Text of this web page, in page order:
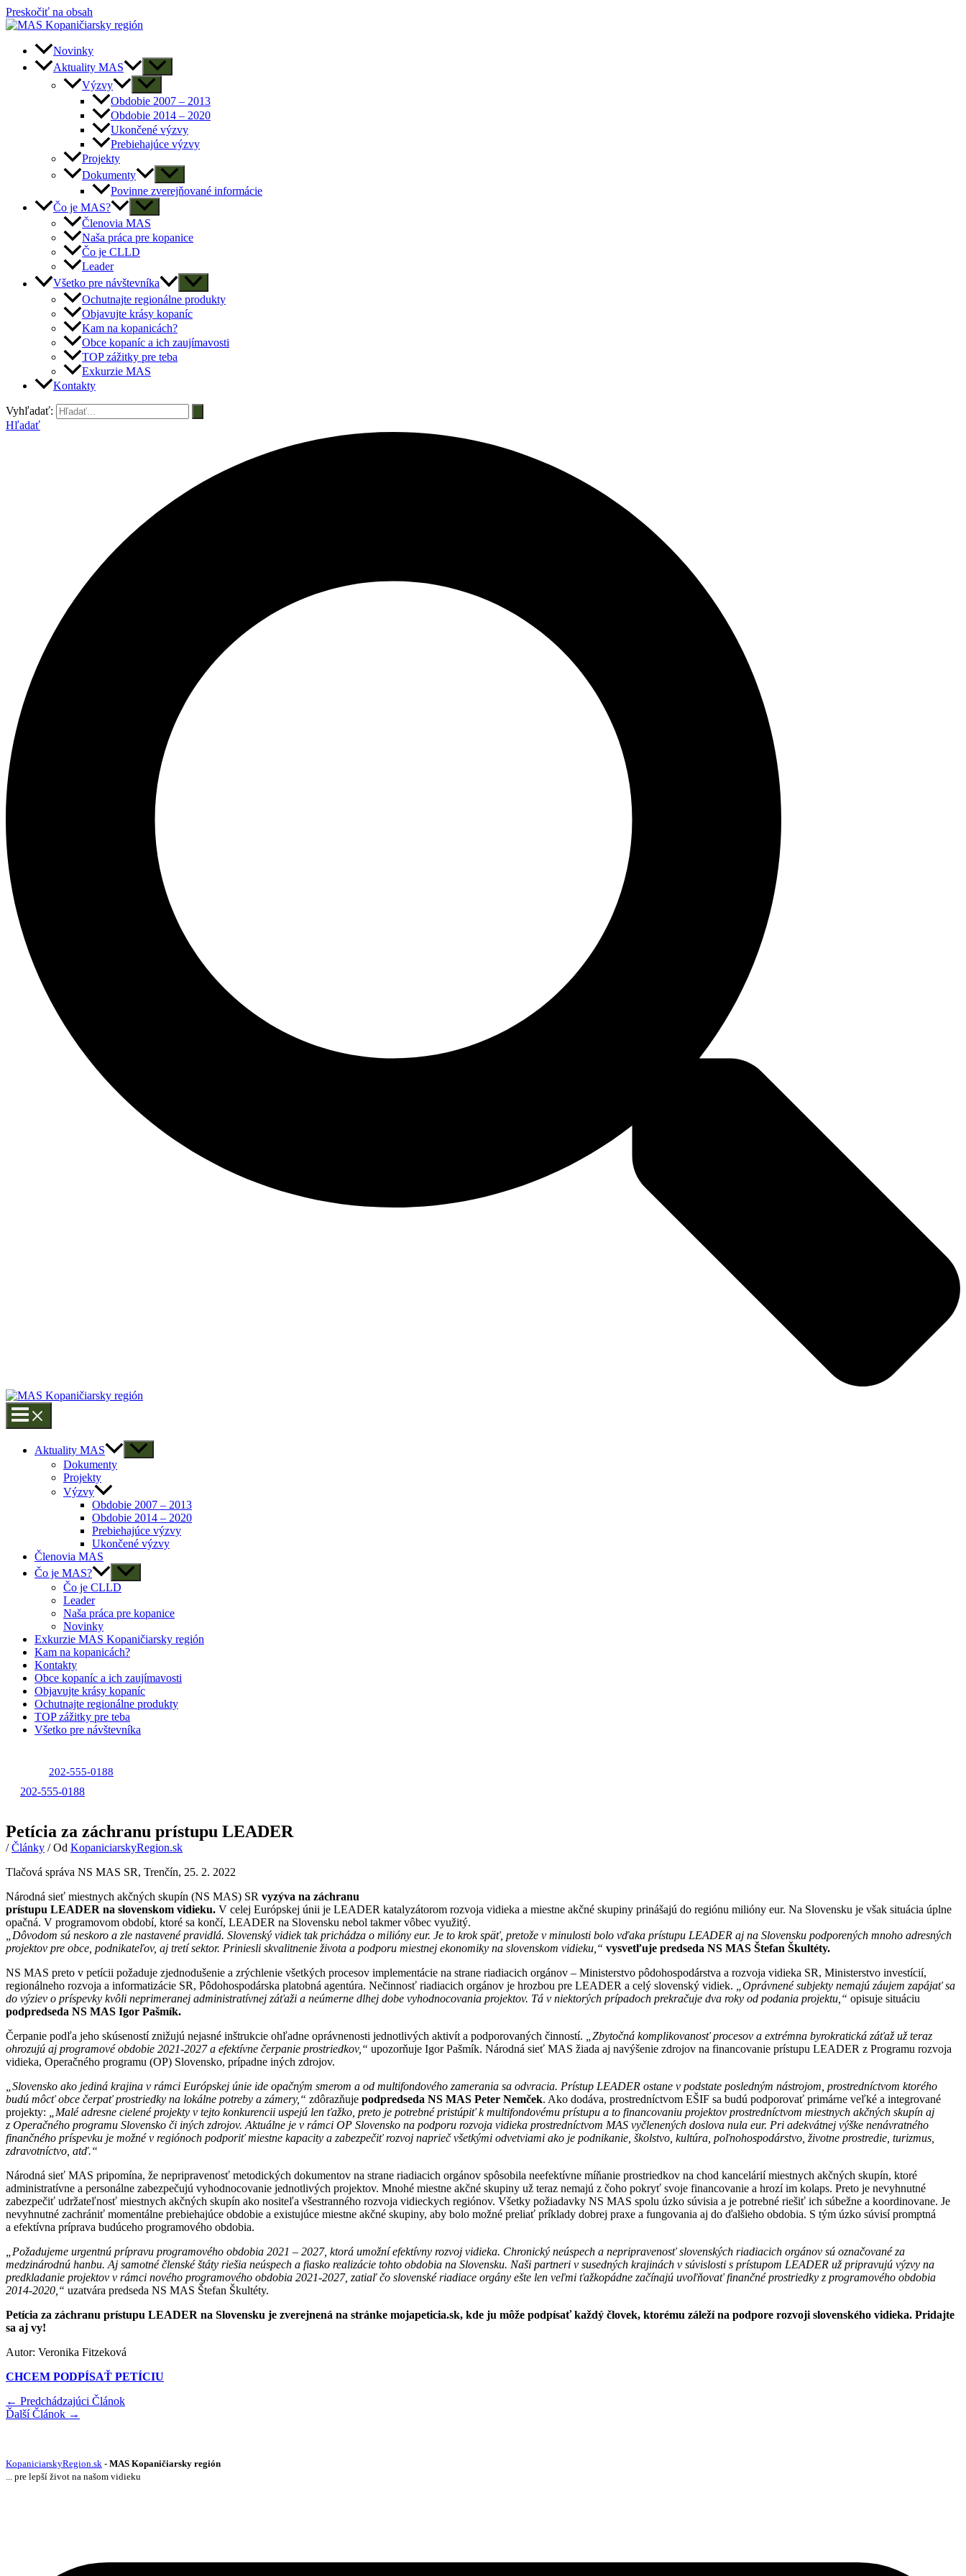
Preskočiť na obsah
Novinky
Aktuality MAS
Výzvy
Obdobie 2007 – 2013
Obdobie 2014 – 2020
Ukončené výzvy
Prebiehajúce výzvy
Projekty
Dokumenty
Povinne zverejňované informácie
Čo je MAS?
Členovia MAS
Naša práca pre kopanice
Čo je CLLD
Leader
Všetko pre návštevníka
Ochutnajte regionálne produkty
Objavujte krásy kopaníc
Kam na kopanicách?
Obce kopaníc a ich zaujímavosti
TOP zážitky pre teba
Exkurzie MAS
Kontakty
Vyhľadať:
Hľadať
Aktuality MAS
Dokumenty
Projekty
Výzvy
Obdobie 2007 – 2013
Obdobie 2014 – 2020
Prebiehajúce výzvy
Ukončené výzvy
Členovia MAS
Čo je MAS?
Čo je CLLD
Leader
Naša práca pre kopanice
Novinky
Exkurzie MAS Kopaničiarsky región
Kam na kopanicách?
Kontakty
Obce kopaníc a ich zaujímavosti
Objavujte krásy kopaníc
Ochutnajte regionálne produkty
TOP zážitky pre teba
Všetko pre návštevníka
202-555-0188
202-555-0188
Petícia za záchranu prístupu LEADER
/Články / Od KopaniciarskyRegion.sk
Tlačová správa NS MAS SR, Trenčín, 25. 2. 2022
Národná sieť miestnych akčných skupín (NS MAS) SR vyzýva na záchranu
prístupu LEADER na slovenskom vidieku. V celej Európskej únii je LEADER katalyzátorom rozvoja vidieka a miestne akčné skupiny prinášajú do regiónu milióny eur. Na Slovensku je však situácia úplne
opačná. V programovom období, ktoré sa končí, LEADER na Slovensku nebol takmer vôbec využitý.
„Dôvodom sú neskoro a zle nastavené pravidlá. Slovenský vidiek tak prichádza o milióny eur. Je to krok späť, pretože v minulosti bolo vďaka prístupu LEADER aj na Slovensku podporených mnoho adresných
projektov pre obce, podnikateľov, aj tretí sektor. Priniesli skvalitnenie života a podporu miestnej ekonomiky na slovenskom vidieku,“ vysvetľuje predseda NS MAS Štefan Škultéty.
NS MAS preto v petícii požaduje zjednodušenie a zrýchlenie všetkých procesov implementácie na strane riadiacich orgánov – Ministerstvo pôdohospodárstva a rozvoja vidieka SR, Ministerstvo investícií,
regionálneho rozvoja a informatizácie SR, Pôdohospodárska platobná agentúra. Nečinnosť riadiacich orgánov je hrozbou pre LEADER a celý slovenský vidiek.
„Oprávnené subjekty nemajú záujem zapájať sa
do výziev o príspevky kvôli neprimeranej administratívnej záťaži a neúmerne dlhej dobe vyhodnocovania projektov. Tá v niektorých prípadoch prekračuje dva roky od podania projektu,“ opisuje situáciu
podpredseda NS MAS Igor Pašmík.
Čerpanie podľa jeho skúseností znižujú nejasné inštrukcie ohľadne oprávnenosti jednotlivých aktivít a podporovaných činností.
„Zbytočná komplikovanosť procesov a extrémna byrokratická záťaž už teraz
ohrozujú aj programové obdobie 2021-2027 a efektívne čerpanie prostriedkov,“ upozorňuje Igor Pašmík. Národná sieť MAS žiada aj navýšenie zdrojov na financovanie prístupu LEADER z Programu rozvoja
vidieka, Operačného programu (OP) Slovensko, prípadne iných zdrojov.
„Slovensko ako jediná krajina v rámci Európskej únie ide opačným smerom a od multifondového zamerania sa odvracia. Prístup LEADER ostane v podstate posledným nástrojom, prostredníctvom ktorého
budú môcť obce čerpať prostriedky na lokálne potreby a zámery,“ zdôrazňuje podpredseda NS MAS Peter Nemček. Ako dodáva, prostredníctvom EŠIF sa budú podporovať primárne veľké a integrované
projekty:
„Malé adresne cielené projekty v tejto konkurencii uspejú len ťažko, preto je potrebné pristúpiť k multifondovému prístupu a to financovaniu projektov prostredníctvom miestnych akčných skupín aj
z Operačného programu Slovensko či iných zdrojov. Aktuálne je v rámci OP Slovensko na podporu rozvoja vidieka prostredníctvom MAS vyčlenených doslova nula eur. Pri adekvátnej výške nenávratného
finančného príspevku je možné v regiónoch podporiť miestne kapacity a zabezpečiť rozvoj naprieč všetkými odvetviami ako je podnikanie, školstvo, kultúra, poľnohospodárstvo, životne prostredie, turizmus,
zdravotníctvo, atď.“
Národná sieť MAS pripomína, že nepripravenosť metodických dokumentov na strane riadiacich orgánov spôsobila neefektívne míňanie prostriedkov na chod kancelárií miestnych akčných skupín, ktoré
administratívne a personálne zabezpečujú vyhodnocovanie jednotlivých projektov. Mnohé miestne akčné skupiny už teraz nemajú z čoho pokryť svoje financovanie a hrozí im kolaps. Preto je nevyhnutné
zabezpečiť udržateľnosť miestnych akčných skupín ako nositeľa všestranného rozvoja vidieckych regiónov. Všetky požiadavky NS MAS spolu úzko súvisia a je potrebné riešiť ich súbežne a koordinovane. Je
nevyhnutné zachrániť momentálne prebiehajúce obdobie a existujúce miestne akčné skupiny, aby bolo možné preliať príklady dobrej praxe a fungovania aj do ďalšieho obdobia. S tým úzko súvisí promptná
a efektívna príprava budúceho programového obdobia.
„Požadujeme urgentnú prípravu programového obdobia 2021 – 2027, ktorá umožní efektívny rozvoj vidieka. Chronický neúspech a nepripravenosť slovenských riadiacich orgánov sú označované za
medzinárodnú hanbu. Aj samotné členské štáty riešia neúspech a fiasko realizácie tohto obdobia na Slovensku. Naši partneri v susedných krajinách v súvislosti s prístupom LEADER už pripravujú výzvy na
predkladanie projektov v rámci nového programového obdobia 2021-2027, zatiaľ čo slovenské riadiace orgány ešte len veľmi ťažkopádne začínajú uvoľňovať finančné prostriedky z programového obdobia
2014-2020,“ uzatvára predseda NS MAS Štefan Škultéty.
Petícia za záchranu prístupu LEADER na Slovensku je zverejnená na stránke mojapeticia.sk, kde ju môže podpísať každý človek, ktorému záleží na podpore rozvoji slovenského vidieka. Pridajte
sa aj vy!
Autor: Veronika Fitzeková
CHCEM PODPÍSAŤ PETÍCIU
← Predchádzajúci Článok
Ďalší Článok →
KopaniciarskyRegion.sk - MAS Kopaničiarsky región
... pre lepší život na našom vidieku